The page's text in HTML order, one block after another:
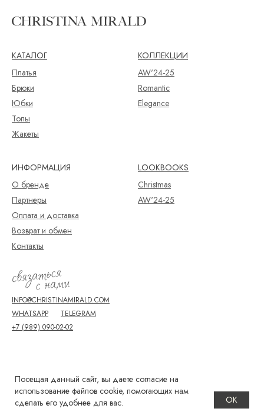
Посещая данный сайт, вы даете согласие на
использование файлов cookie, помогающих нам
сделать его удобнее для вас.
ОК
КАТАЛОГ
КОЛЛЕКЦИИ
Платья
Брюки
Топы
Жакеты
Romantic
Elegance
©2024 СHRISTINA MIRALD
ДОГОВОР ОФЕРТЫ
INFO@CHRISTINAMIRALD.COM
ИНФОРМАЦИЯ
О бренде
Партнеры
Оплата и доставка
Возврат и обмен
Контакты
РАЗРАБОТКА САЙТА
Юбки
AW'24-25
Christmas
AW'24-25
LOOKBOOKS
+7 (989) 090-02-02
WHATSAPP TELEGRAM